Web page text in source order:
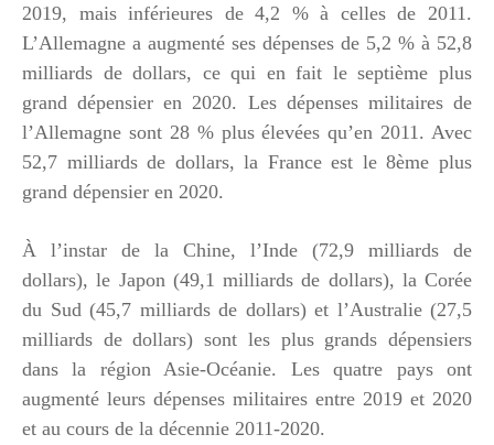
2019, mais inférieures de 4,2 % à celles de 2011.
L’Allemagne a augmenté ses dépenses de 5,2 % à 52,8
milliards de dollars, ce qui en fait le septième plus
grand dépensier en 2020. Les dépenses militaires de
l’Allemagne sont 28 % plus élevées qu’en 2011. Avec
52,7 milliards de dollars, la France est le 8ème plus
grand dépensier en 2020.
À l’instar de la Chine, l’Inde (72,9 milliards de
dollars), le Japon (49,1 milliards de dollars), la Corée
du Sud (45,7 milliards de dollars) et l’Australie (27,5
milliards de dollars) sont les plus grands dépensiers
dans la région Asie-Océanie. Les quatre pays ont
augmenté leurs dépenses militaires entre 2019 et 2020
et au cours de la décennie 2011-2020.